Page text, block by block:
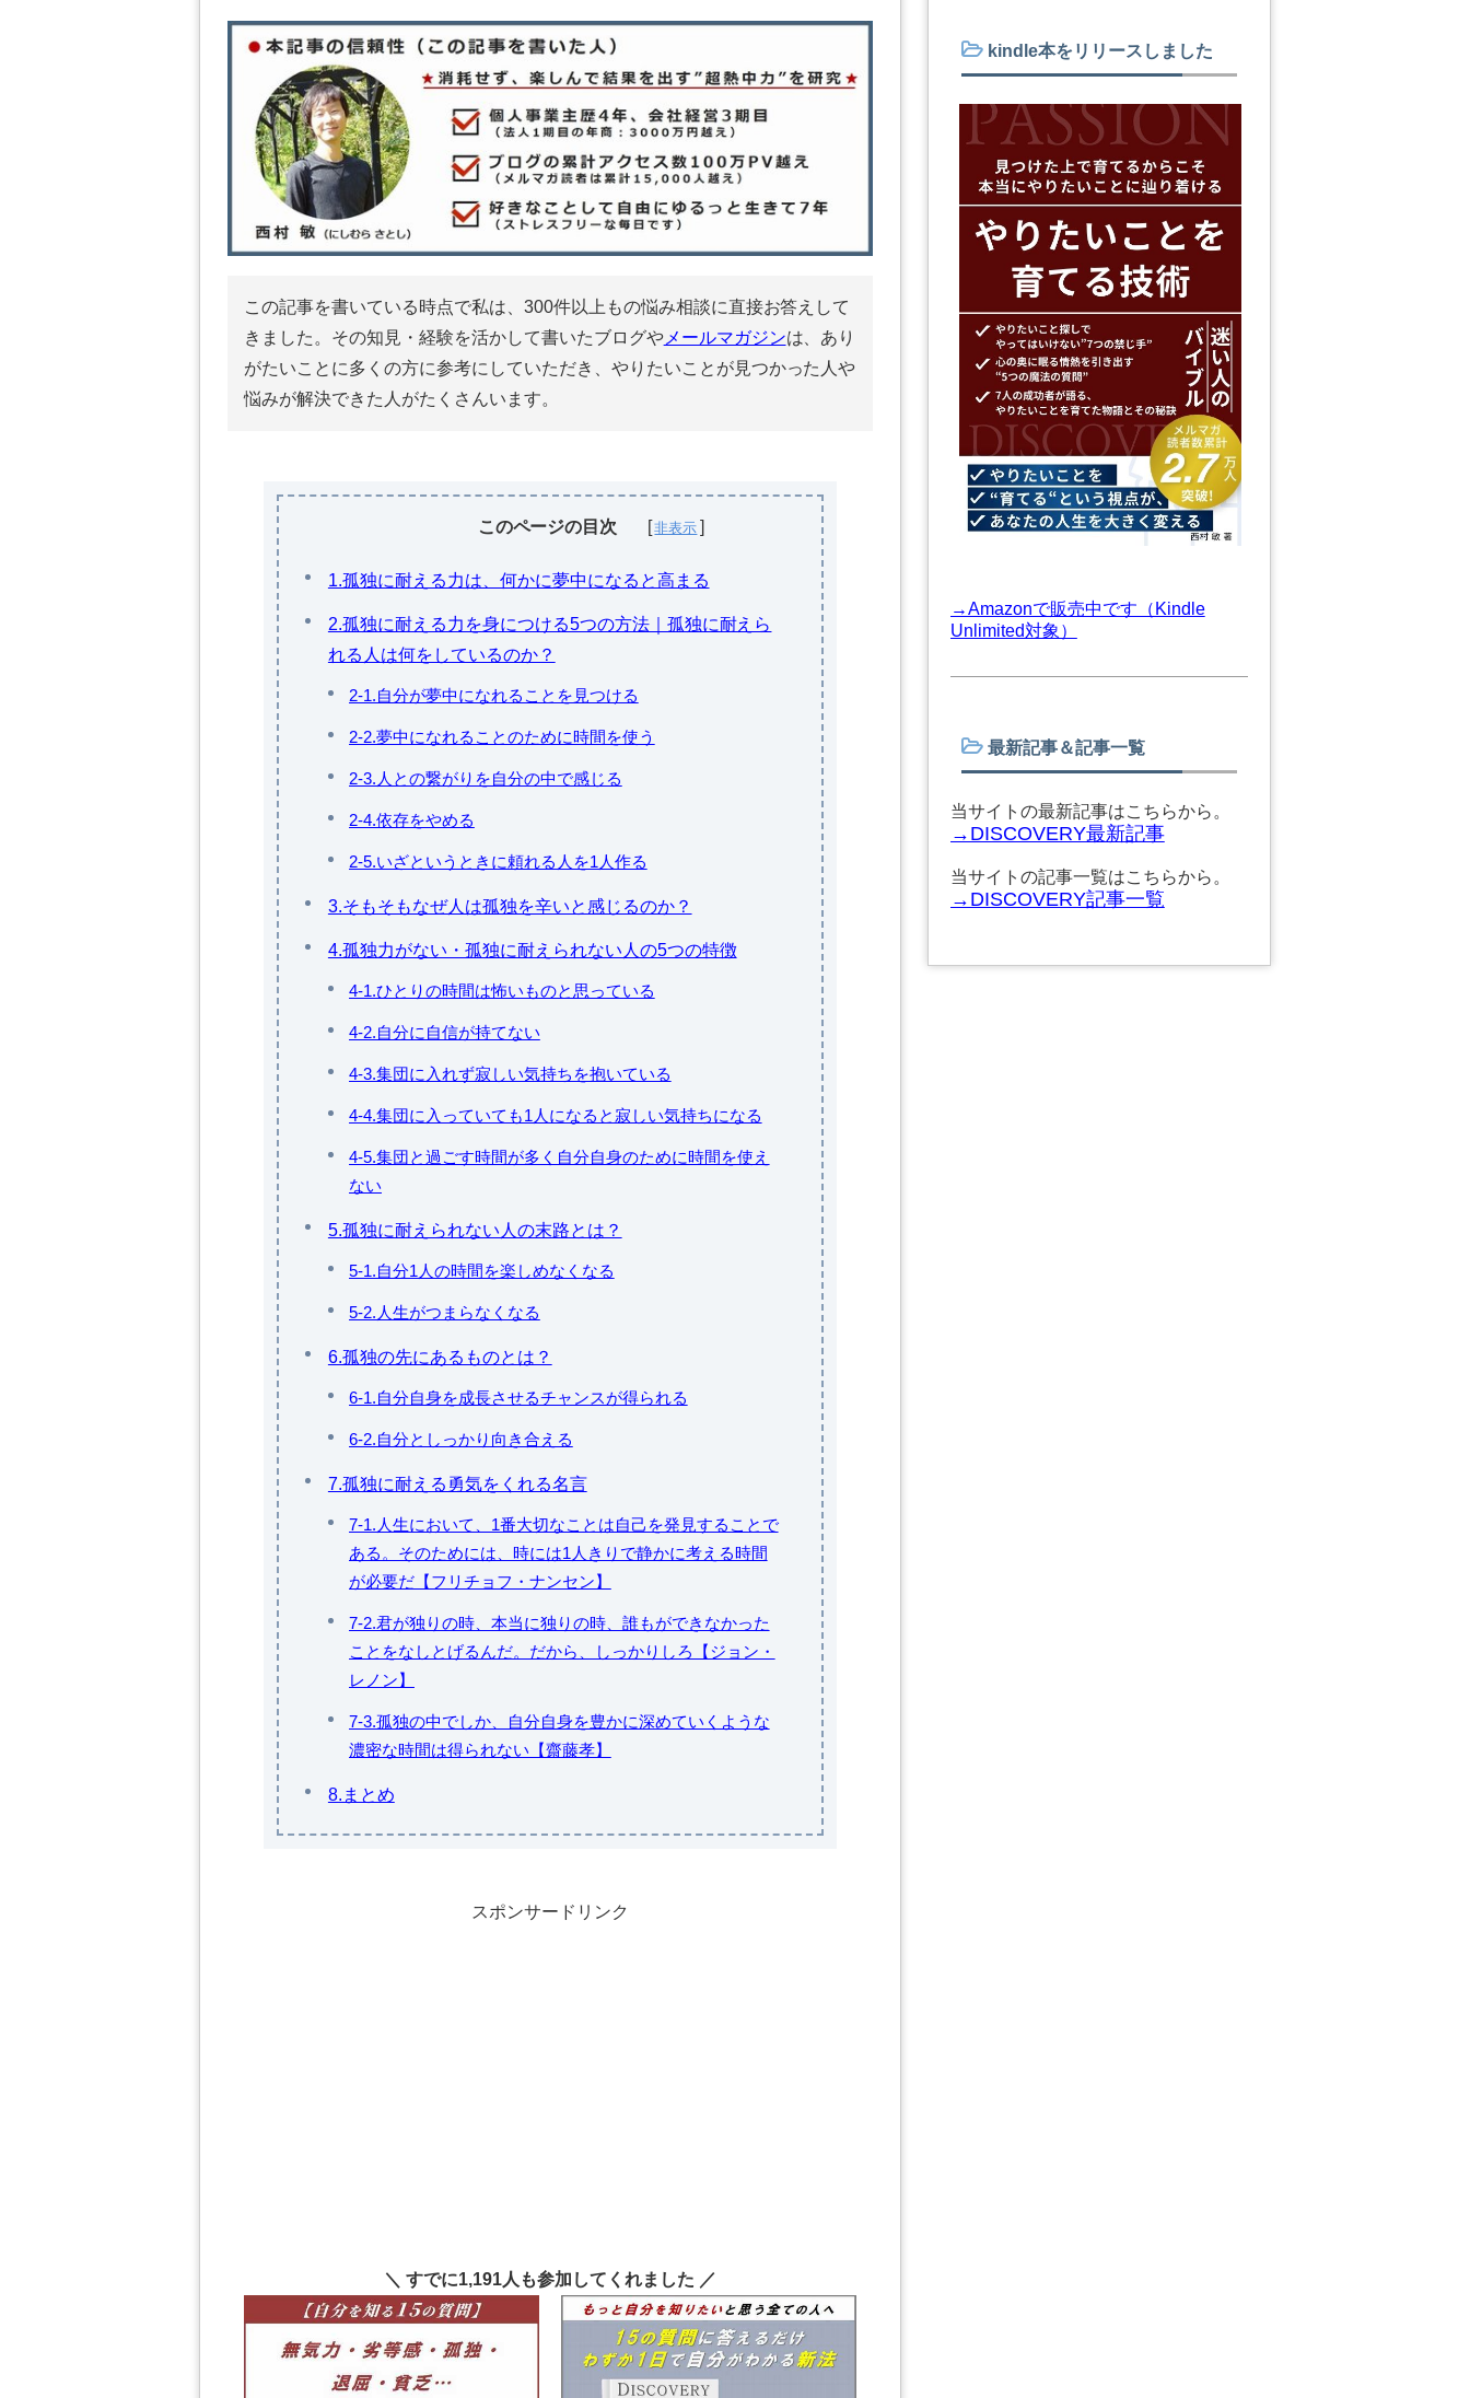
この記事を書いている時点で私は、300件以上もの悩み相談に直接お答えして
きました。その知見・経験を活かして書いたブログやメールマガジンは、あり
がたいことに多くの方に参考にしていただき、やりたいことが見つかった人や
悩みが解決できた人がたくさんいます。
このページの目次
1.孤独に耐える力は、何かに夢中になると高まる
2.孤独に耐える力を身につける5つの方法｜孤独に耐えら
れる人は何をしているのか？
2-1.自分が夢中になれることを見つける
2-2.夢中になれることのために時間を使う
2-3.人との繋がりを自分の中で感じる
2-4.依存をやめる
2-5.いざというときに頼れる人を1人作る
3.そもそもなぜ人は孤独を辛いと感じるのか？
4.孤独力がない・孤独に耐えられない人の5つの特徴
4-1.ひとりの時間は怖いものと思っている
4-2.自分に自信が持てない
4-3.集団に入れず寂しい気持ちを抱いている
4-4.集団に入っていても1人になると寂しい気持ちになる
4-5.集団と過ごす時間が多く自分自身のために時間を使え
ない
5.孤独に耐えられない人の末路とは？
5-1.自分1人の時間を楽しめなくなる
5-2.人生がつまらなくなる
6.孤独の先にあるものとは？
6-1.自分自身を成長させるチャンスが得られる
6-2.自分としっかり向き合える
7.孤独に耐える勇気をくれる名言
7-1.人生において、1番大切なことは自己を発見することで
ある。そのためには、時には1人きりで静かに考える時間
が必要だ【フリチョフ・ナンセン】
7-2.君が独りの時、本当に独りの時、誰もができなかった
ことをなしとげるんだ。だから、しっかりしろ【ジョン・
レノン】
7-3.孤独の中でしか、自分自身を豊かに深めていくような
濃密な時間は得られない【齋藤孝】
8.まとめ
スポンサードリンク
＼ すでに1,191人も参加してくれました ／
kindle本をリリースしました
→Amazonで販売中です（Kindle
Unlimited対象）
最新記事＆記事一覧
当サイトの最新記事はこちらから。
→DISCOVERY最新記事
当サイトの記事一覧はこちらから。
→DISCOVERY記事一覧